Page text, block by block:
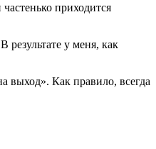
приходится
результате у меня, как
выход». Как правило, всегда